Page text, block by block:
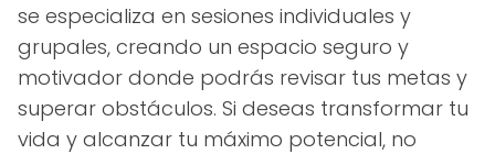
se especializa en sesiones individuales y
grupales, creando un espacio seguro y
motivador donde podrás revisar tus metas y
superar obstáculos. Si deseas transformar tu
vida y alcanzar tu máximo potencial, no